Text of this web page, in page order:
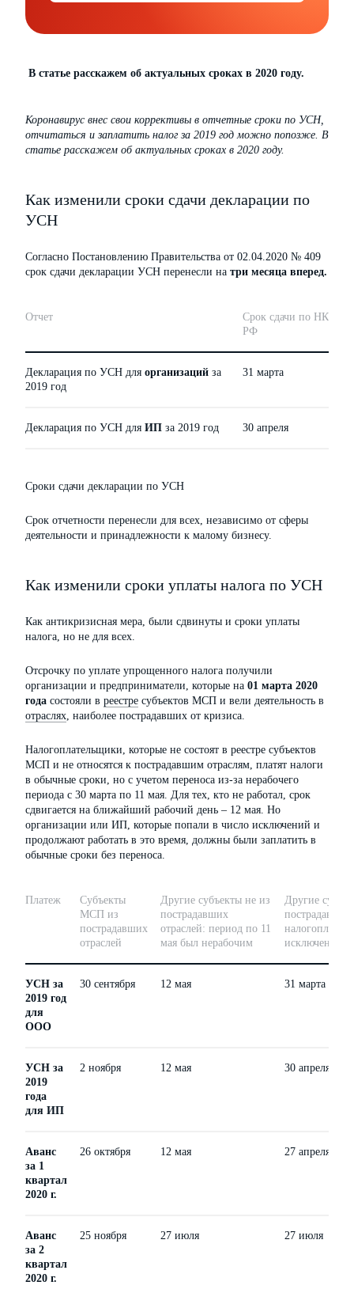
В статье расскажем об актуальных сроках в 2020 году.
Коронавирус внес свои коррективы в отчетные сроки по УСН,
отчитаться и заплатить налог за 2019 год можно попозже. В
статье расскажем об актуальных сроках в 2020 году.
Как изменили сроки сдачи декларации по
УСН
Согласно Постановлению Правительства от 02.04.2020 № 409
срок сдачи декларации УСН перенесли на три месяца вперед.
Отчет
Срок сдачи по НК
РФ
Декларация по УСН для организаций за
2019 год
31 марта
Декларация по УСН для ИП за 2019 год 30 апреля
Сроки сдачи декларации по УСН
Срок отчетности перенесли для всех, независимо от сферы
деятельности и принадлежности к малому бизнесу.
Как изменили сроки уплаты налога по УСН
Как антикризисная мера, были сдвинуты и сроки уплаты
налога, но не для всех.
Отсрочку по уплате упрощенного налога получили
организации и предприниматели, которые на 01 марта 2020
года состояли в реестре субъектов МСП и вели деятельность в
отраслях, наиболее пострадавших от кризиса.
Налогоплательщики, которые не состоят в реестре субъектов
МСП и не относятся к пострадавшим отраслям, платят налоги
в обычные сроки, но с учетом переноса из-за нерабочего
периода с 30 марта по 11 мая. Для тех, кто не работал, срок
сдвигается на ближайший рабочий день – 12 мая. Но
организации или ИП, которые попали в число исключений и
продолжают работать в это время, должны были заплатить в
обычные сроки без переноса.
Платеж
Субъекты
МСП из
пострадавших
отраслей
Другие субъекты не из
пострадавших
отраслей: период по 11
мая был нерабочим
Другие
пострадавших
исключений и
УСН за
2019 год
для
ООО
30 сентября 12 мая 31 марта
УСН за
2019
года
для ИП
2 ноября 12 мая 30 апреля
Аванс
за 1
квартал
2020 г.
26 октября 12 мая 27 апреля
Аванс
за 2
квартал
2020 г.
25 ноября 27 июля 27 июля